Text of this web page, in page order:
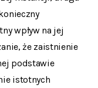
wpływ na jej
że zaistnienie
podstawie
istotnych